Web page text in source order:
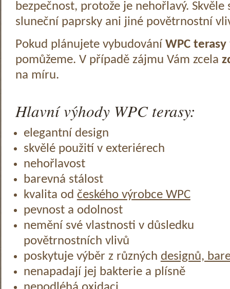
bezpečnost, protože je nehořlavý.
sluneční paprsky ani jiné povětrnostní
Pokud plánujete vybudování WPC terasy
pomůžeme. V případě zájmu Vám zcela
na míru.
Hlavní výhody WPC terasy:
elegantní design
skvělé použití v exteriérech
nehořlavost
barevná stálost
kvalita od českého výrobce WPC
pevnost a odolnost
nemění své vlastnosti v důsledku
povětrnostních vlivů
poskytuje výběr z různých designů,
nenapadají jej bakterie a plísně